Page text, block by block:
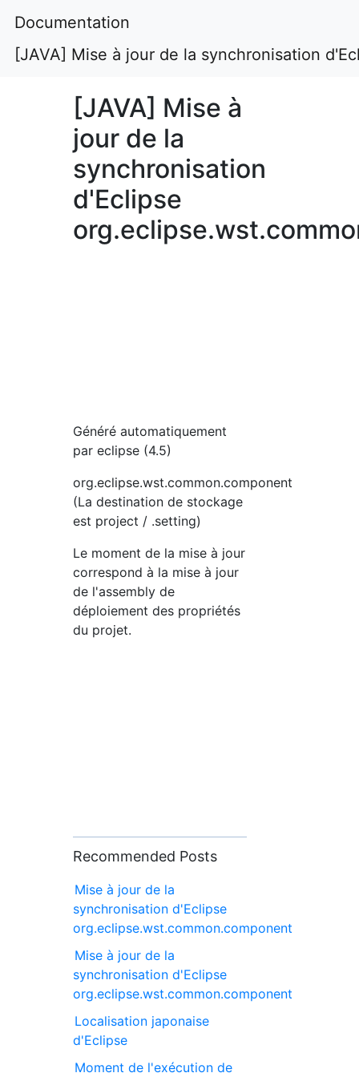
Documentation
[JAVA] Mise à jour de la synchronisation
[JAVA] Mise à
jour de la
synchronisation
d'Eclipse
Généré automatiquement
par eclipse (4.5)
org.eclipse.wst.common.component
(La destination de stockage
est project / .setting)
Le moment de la mise à jour
correspond à la mise à jour
de l'assembly de
déploiement des propriétés
du projet.
Recommended Posts
Mise à jour de la
synchronisation d'Eclipse
org.eclipse.wst.common.component
Mise à jour de la
synchronisation d'Eclipse
org.eclipse.wst.common.component
Localisation japonaise
d'Eclipse
Moment de l'exécution de